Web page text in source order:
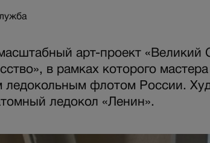
арт-проект «Великий
в рамках которого
ледокольным флотом России.
ледокол «Ленин».